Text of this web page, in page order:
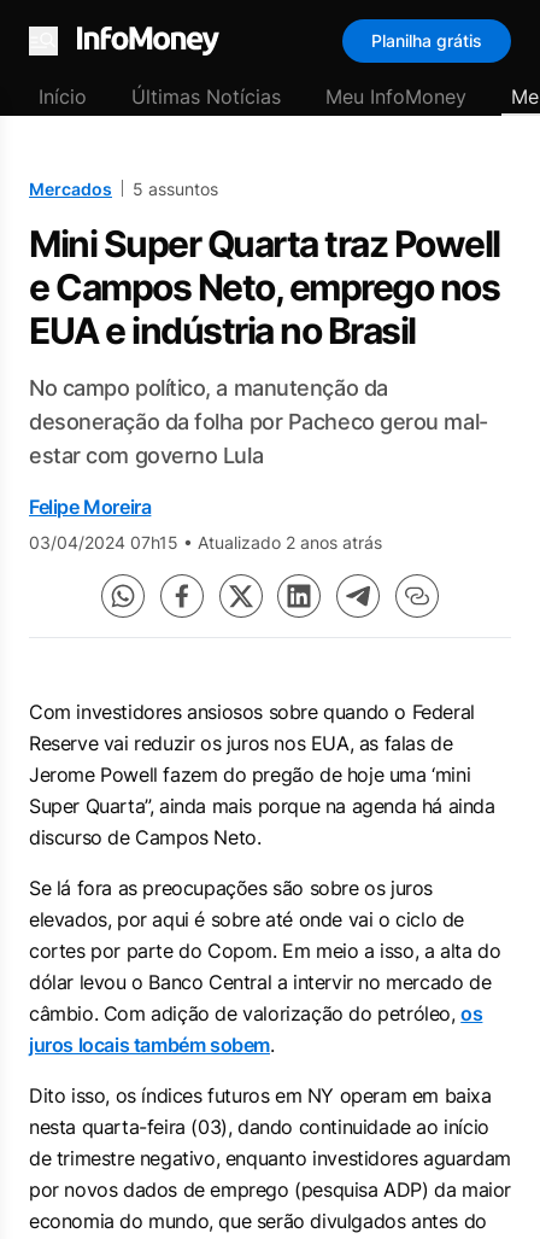
Menu
Planilha grátis
Início Últimas Notícias Meu InfoMoney
Mercados 5 assuntos
Mini Super Quarta traz Powell
e Campos Neto, emprego nos
EUA e indústria no Brasil
No campo político, a manutenção da
desoneração da folha por Pacheco gerou mal-
estar com governo Lula
Felipe Moreira
03/04/2024 07h15 • Atualizado 2 anos atrás
Com investidores ansiosos sobre quando o Federal
Reserve vai reduzir os juros nos EUA, as falas de
Jerome Powell fazem do pregão de hoje uma ‘mini
Super Quarta”, ainda mais porque na agenda há ainda
discurso de Campos Neto.
Se lá fora as preocupações são sobre os juros
elevados, por aqui é sobre até onde vai o ciclo de
cortes por parte do Copom. Em meio a isso, a alta do
dólar levou o Banco Central a intervir no mercado de
câmbio. Com adição de valorização do petróleo,os
juros locais também sobem.
Dito isso, os índices futuros em NY operam em baixa
nesta quarta-feira (03), dando continuidade ao início
de trimestre negativo, enquanto investidores aguardam
por novos dados de emprego (pesquisa ADP) da maior
economia do mundo, que serão divulgados antes do